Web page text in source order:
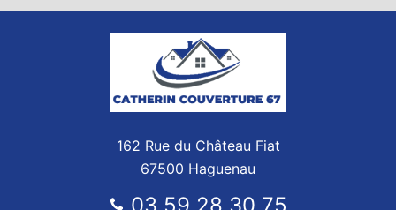
162 Rue du Château Fiat
67500 Haguenau